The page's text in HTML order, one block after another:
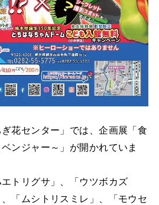
花センター」では、企画展「食
ンジャー～」が開かれていま
トリグサ」、「ウツボカズ
「ムシトリスミレ」、「モウセ